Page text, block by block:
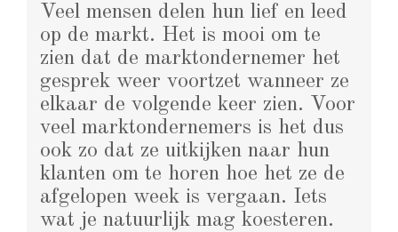
Veel mensen delen hun lief en leed
op de markt. Het is mooi om te
zien dat de marktondernemer het
gesprek weer voortzet wanneer ze
elkaar de volgende keer zien. Voor
veel marktondernemers is het dus
ook zo dat ze uitkijken naar hun
klanten om te horen hoe het ze de
afgelopen week is vergaan. Iets
wat je natuurlijk mag koesteren.